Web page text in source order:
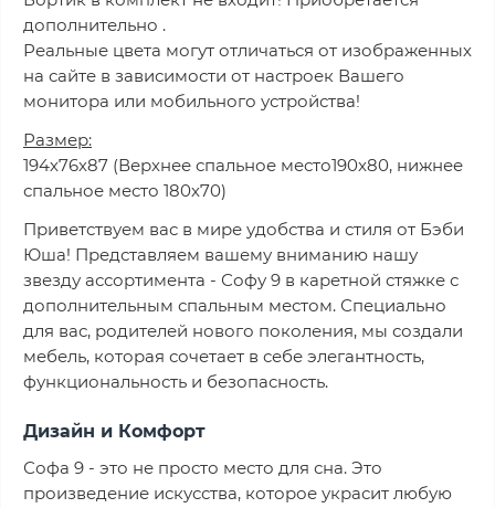
дополнительно .
Реальные цвета могут отличаться от изображенных
на сайте в зависимости от настроек Вашего
монитора или мобильного устройства!
Размер:
194х76х87 (Верхнее спальное место190x80, нижнее
спальное место 180х70)
Приветствуем вас в мире удобства и стиля от Бэби
Юша! Представляем вашему вниманию нашу
звезду ассортимента - Софу 9 в каретной стяжке с
дополнительным спальным местом. Специально
для вас, родителей нового поколения, мы создали
мебель, которая сочетает в себе элегантность,
функциональность и безопасность.
Дизайн и Комфорт
Софа 9 - это не просто место для сна. Это
произведение искусства, которое украсит любую